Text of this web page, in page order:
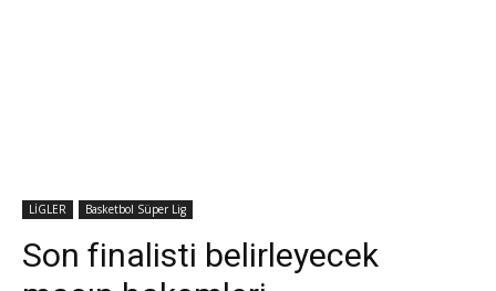
LİGLER Basketbol Süper Lig
Son finalisti belirleyecek